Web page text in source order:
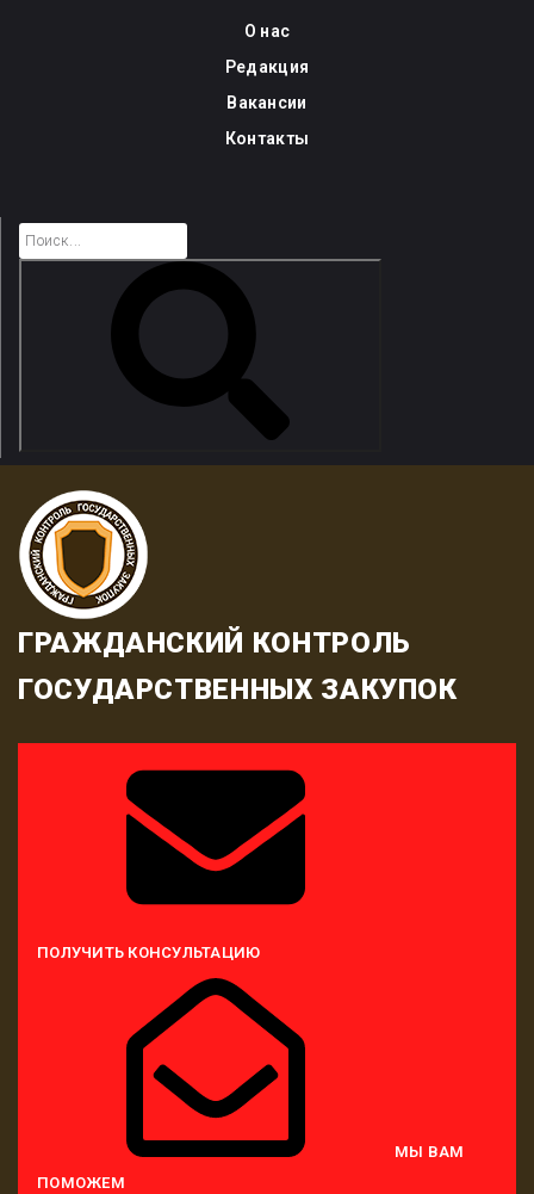
О нас
Редакция
Вакансии
Контакты
ГРАЖДАНСКИЙ КОНТРОЛЬ
ГОСУДАРСТВЕННЫХ ЗАКУПОК
ПОЛУЧИТЬ КОНСУЛЬТАЦИЮ
МЫ ВАМ
ПОМОЖЕМ